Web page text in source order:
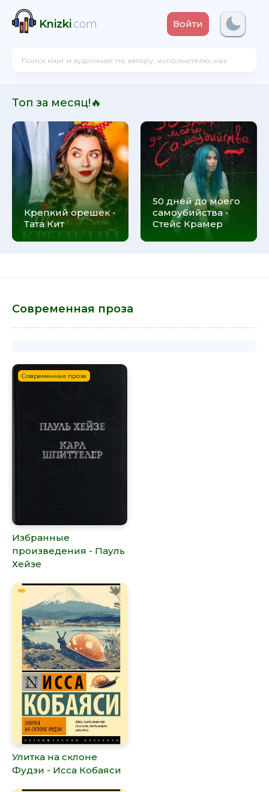
Knizki.com Войти
Топ за месяц!🔥
Крепкий орешек -
Тата Кит
50 дней до моего
самоубийства -
Стейс Крамер
Современная проза
Современная проза
Избранные
произведения - Пауль
Хейзе
Улитка на склоне
Фудзи - Исса Кобаяси